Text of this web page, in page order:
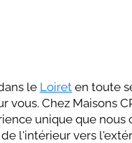
le Loiret en toute
​​Chez Maisons
unique que nous
l'intérieur vers